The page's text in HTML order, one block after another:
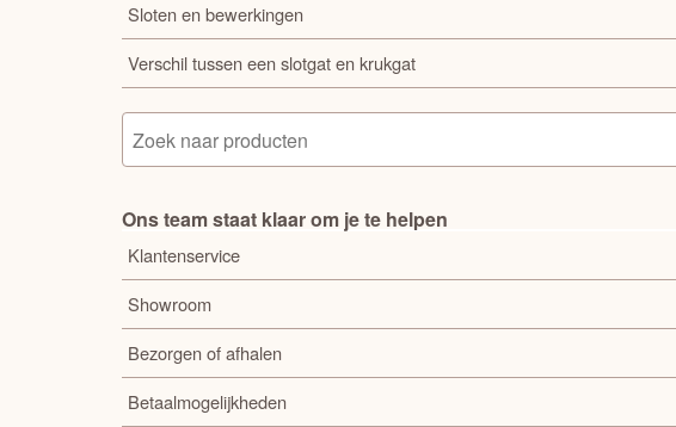
Sloten en bewerkingen
Verschil tussen een slotgat en krukgat
Ons team staat klaar om je te helpen
Klantenservice
Showroom
Bezorgen of afhalen
Betaalmogelijkheden